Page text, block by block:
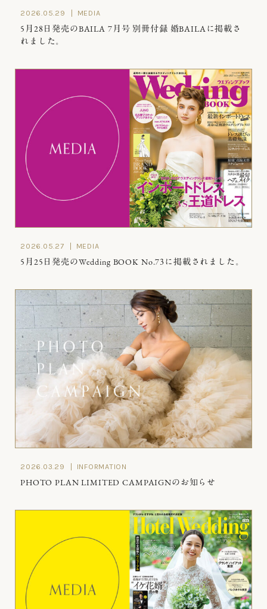
2026.05.29 MEDIA
5月28日発売のBAILA 7月号 別冊付録 婚BAILAに掲載さ
れました。
2026.05.27 MEDIA
5月25日発売のWedding BOOK No.73に掲載されました。
2026.03.29 INFORMATION
PHOTO PLAN LIMITED CAMPAIGNのお知らせ